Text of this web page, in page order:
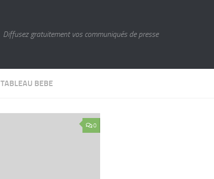
Diffusez gratuitement vos communiqués de presse
TABLEAU BEBE
0